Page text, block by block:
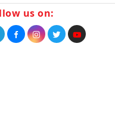
us on: